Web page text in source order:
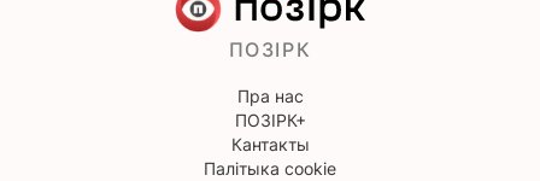
ПОЗІРК
Пра нас
ПОЗІРК+
Кантакты
Палітыка cookie